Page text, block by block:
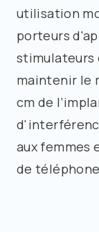
utilisation
porteurs
stimulateurs
maintenir le
cm de
aux femmes
de